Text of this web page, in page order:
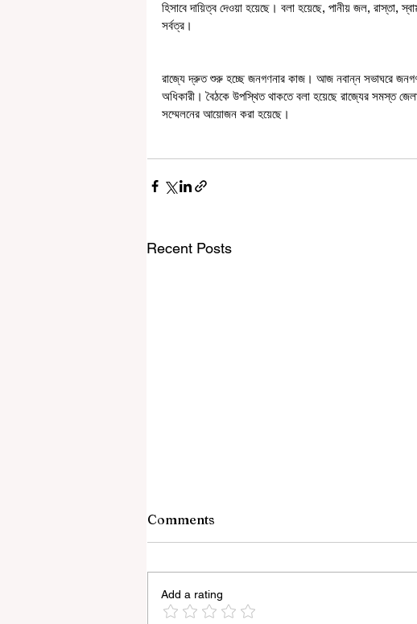
হিসাবে দায়িত্ব দেওয়া হয়েছে। বলা হয়েছে, পানীয় জল, রাস্তা,
সর্বত্র।
রাজ্যে দ্রুত শুরু হচ্ছে জনগণনার কাজ। আজ নবান্ন সভাঘরে
অধিকারী। বৈঠকে উপস্থিত থাকতে বলা হয়েছে রাজ্যের সমস্ত
সম্মেলনের আয়োজন করা হয়েছে।
Recent Posts
Comments
Add a rating